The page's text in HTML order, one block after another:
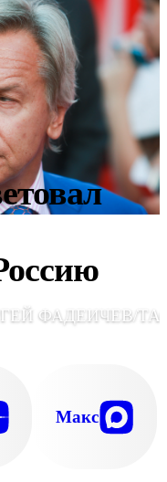
ФАДЕИЧЕВ/
Макс